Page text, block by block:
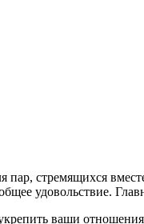
стремящихся
удовольствие.
ваши